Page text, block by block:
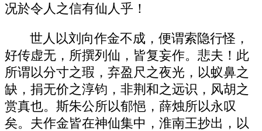
况於令人之信有仙人乎！
世人以刘向作金不成，便谓索隐行怪，
好传虚无，所撰列仙，皆复妄作。悲夫！此
所谓以分寸之瑕，弃盈尺之夜光，以蚁鼻之
缺，捐无价之淳钧，非荆和之远识，风胡之
赏真也。斯朱公所以郁悒，薛烛所以永叹
矣。夫作金皆在神仙集中，淮南王抄出，以